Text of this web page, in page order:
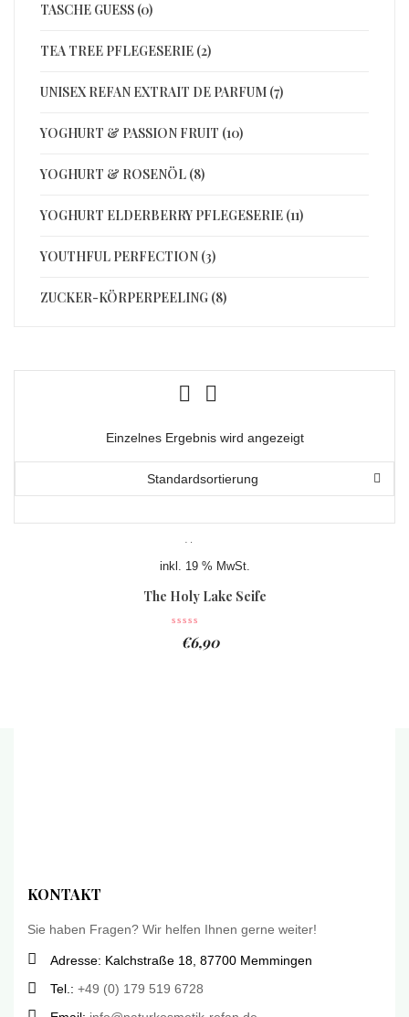
TASCHE GUESS (0)
TEA TREE PFLEGESERIE (2)
UNISEX REFAN EXTRAIT DE PARFUM (7)
YOGHURT & PASSION FRUIT (10)
YOGHURT & ROSENÖL (8)
YOGHURT ELDERBERRY PFLEGESERIE (11)
YOUTHFUL PERFECTION (3)
ZUCKER-KÖRPERPEELING (8)
Einzelnes Ergebnis wird angezeigt
Standardsortierung
inkl. 19 % MwSt.
The Holy Lake Seife
€6,90
KONTAKT
Sie haben Fragen? Wir helfen Ihnen gerne weiter!
Adresse: Kalchstraße 18, 87700 Memmingen
Tel.: +49 (0) 179 519 6728